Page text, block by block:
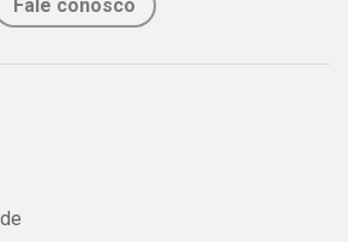
pontos sobre o uso das chamadas Tag
Fale conosco